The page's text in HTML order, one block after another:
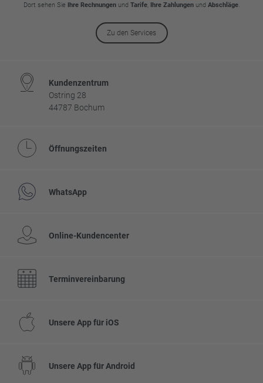
Dort sehen Sie Ihre Rechnungenund Tarife, Ihre Zahlungenund Abschläge.
Zu den Services
Kundenzentrum
Ostring 28
44787 Bochum
Öffnungszeiten
WhatsApp
Online-Kundencenter
Terminvereinbarung
Unsere App für iOS
Unsere App für Android